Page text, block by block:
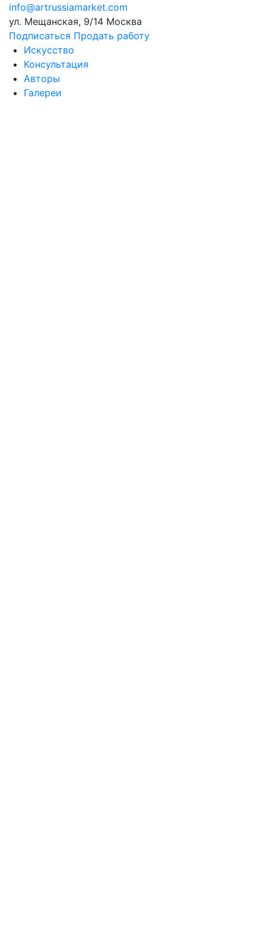
info@artrussiamarket.com
ул. Мещанская, 9/14 Москва
Подписаться Продать работу
Искусство
Консультация
Авторы
Галереи